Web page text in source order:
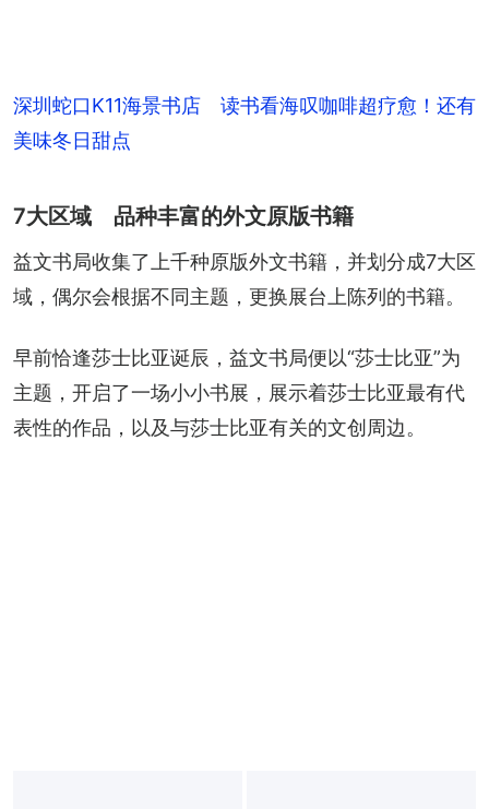
深圳蛇口K11海景书店 读书看海叹咖啡超疗愈！还有
美味冬日甜点
7大区域 品种丰富的外文原版书籍
益文书局收集了上千种原版外文书籍，并划分成7大区
域，偶尔会根据不同主题，更换展台上陈列的书籍。
早前恰逢莎士比亚诞辰，益文书局便以“莎士比亚”为
主题，开启了一场小小书展，展示着莎士比亚最有代
表性的作品，以及与莎士比亚有关的文创周边。